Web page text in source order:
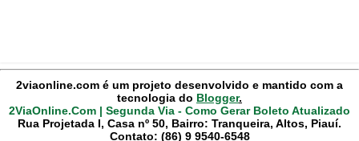
2viaonline.com é um projeto desenvolvido e mantido com a
tecnologia do Blogger.
2ViaOnline.Com | Segunda Via - Como Gerar Boleto Atualizado
Rua Projetada I, Casa nº 50, Bairro: Tranqueira, Altos, Piauí.
Contato: (86) 9 9540-6548